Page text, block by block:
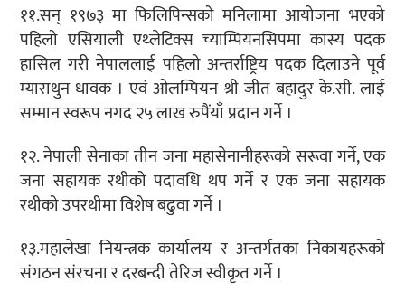
११.सन् १९७३ मा फिलिपिन्सको मनिलामा आयोजना भएको
पहिलो एसियाली एथ्लेटिक्स च्याम्पियनसिपमा कास्य पदक
हासिल गरी नेपाललाई पहिलो अन्तर्राष्ट्रिय पदक दिलाउने पूर्व
म्याराथुन धावक । एवं ओलम्पियन श्री जीत बहादुर के.सी. लाई
सम्मान स्वरूप नगद २५ लाख रुपैंयाँ प्रदान गर्ने ।
१२. नेपाली सेनाका तीन जना महासेनानीहरूको सरूवा गर्ने, एक
जना सहायक रथीको पदावधि थप गर्ने र एक जना सहायक
रथीको उपरथीमा विशेष बढुवा गर्ने ।
१३.महालेखा नियन्त्रक कार्यालय र अन्तर्गतका निकायहरूको
संगठन संरचना र दरबन्दी तेरिज स्वीकृत गर्ने ।